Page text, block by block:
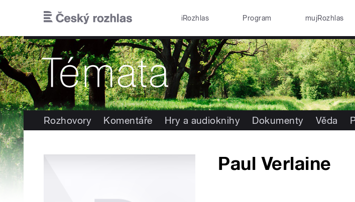
iRozhlas Program mujRozhlas
Rozhovory Komentáře Hry a audioknihy Dokumenty Věda
Paul Verlaine